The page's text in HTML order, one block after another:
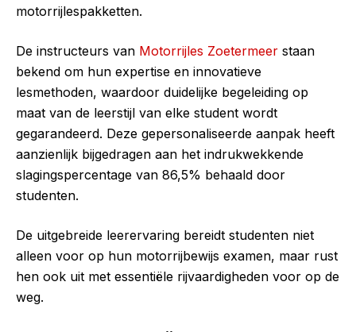
motorrijlespakketten.
De instructeurs van Motorrijles Zoetermeer staan
bekend om hun expertise en innovatieve
lesmethoden, waardoor duidelijke begeleiding op
maat van de leerstijl van elke student wordt
gegarandeerd. Deze gepersonaliseerde aanpak heeft
aanzienlijk bijgedragen aan het indrukwekkende
slagingspercentage van 86,5% behaald door
studenten.
De uitgebreide leerervaring bereidt studenten niet
alleen voor op hun motorrijbewijs examen, maar rust
hen ook uit met essentiële rijvaardigheden voor op de
weg.